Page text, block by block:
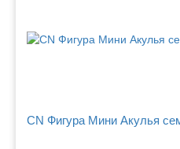
CN Фигура Мини Акулья